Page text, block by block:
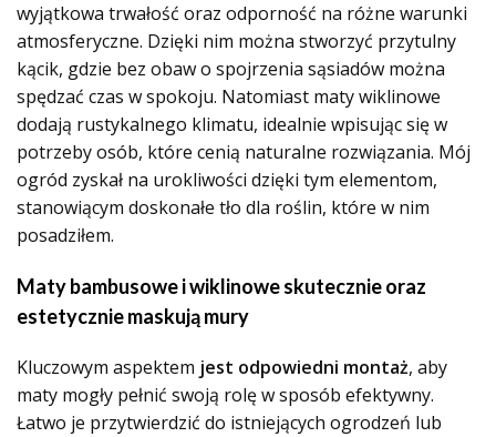
wyjątkowa trwałość oraz odporność na różne warunki
atmosferyczne. Dzięki nim można stworzyć przytulny
kącik, gdzie bez obaw o spojrzenia sąsiadów można
spędzać czas w spokoju. Natomiast maty wiklinowe
dodają rustykalnego klimatu, idealnie wpisując się w
potrzeby osób, które cenią naturalne rozwiązania. Mój
ogród zyskał na urokliwości dzięki tym elementom,
stanowiącym doskonałe tło dla roślin, które w nim
posadziłem.
Maty bambusowe i wiklinowe skutecznie oraz
estetycznie maskują mury
Kluczowym aspektem jest odpowiedni montaż, aby
maty mogły pełnić swoją rolę w sposób efektywny.
Łatwo je przytwierdzić do istniejących ogrodzeń lub